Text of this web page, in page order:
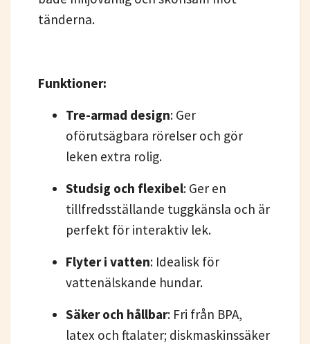
tänderna.
Funktioner:
Tre-armad design: Ger
oförutsägbara rörelser och gör
leken extra rolig.
Studsig och flexibel: Ger en
tillfredsställande tuggkänsla och är
perfekt för interaktiv lek.
Flyter i vatten: Idealisk för
vattenälskande hundar.
Säker och hållbar: Fri från BPA,
latex och ftalater; diskmaskinssäker